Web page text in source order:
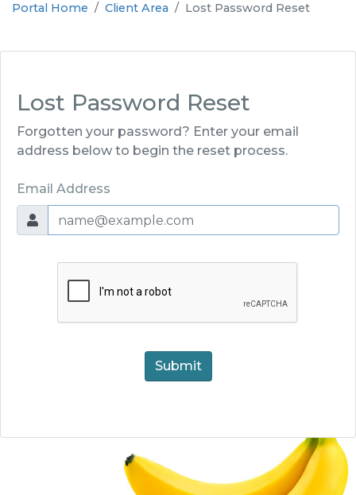
Portal Home Client Area Lost Password Reset
Lost Password Reset
Forgotten your password? Enter your email
address below to begin the reset process.
Email Address
Submit